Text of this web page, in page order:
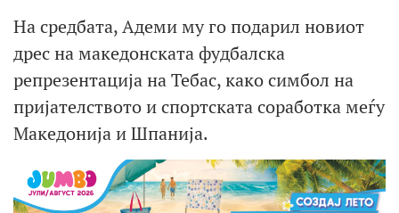
На средбата, Адеми му го подарил новиот
дрес на македонската фудбалска
репрезентација на Тебас, како симбол на
пријателството и спортската соработка меѓу
Македонија и Шпанија.